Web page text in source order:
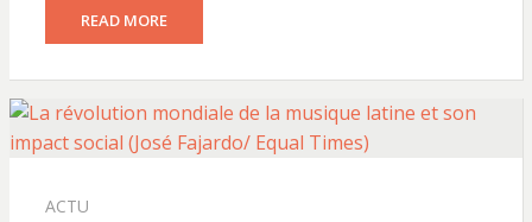
READ MORE
ACTU